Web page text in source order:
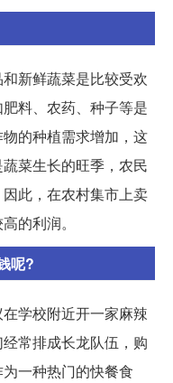
新鲜蔬菜是比较受欢
料、农药、种子等是
的种植需求增加，这
菜生长的旺季，农民
此，在农村集市上卖
的利润。
呢?
学校附近开一家麻辣
常排成长龙队伍，购
一种热门的快餐食